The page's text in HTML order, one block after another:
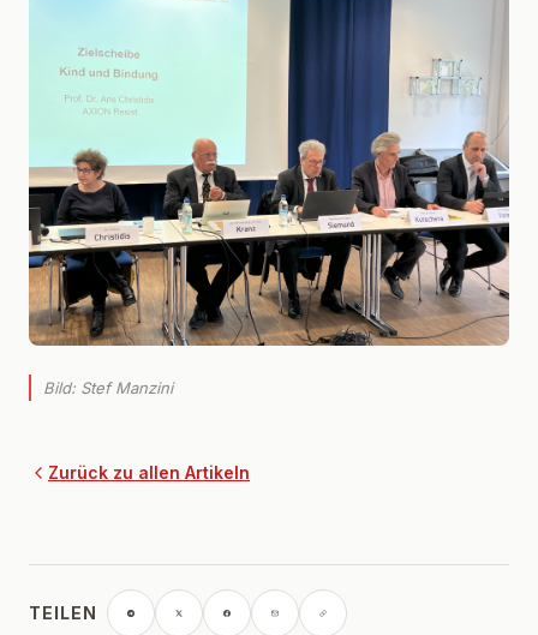
Bild: Stef Manzini
Zurück zu allen Artikeln
TEILEN